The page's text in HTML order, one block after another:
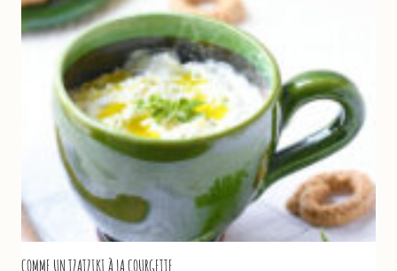
COMME UN TZATZIKI À LA COURGETTE…